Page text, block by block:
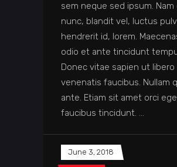
sem neque sed ipsum. Nam
nunc, blandit vel, luctus
hendrerit id, lorem.
odio et ante tincidunt
Donec vitae sapien ut libero
venenatis faucibus. Nullam
ante. Etiam sit amet orci
faucibus tincidunt.
June 3, 2018